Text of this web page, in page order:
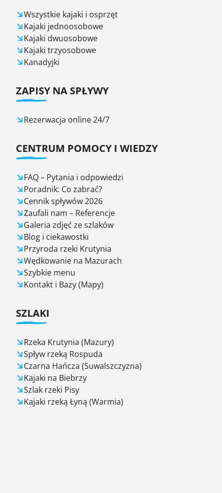
Wszystkie kajaki i osprzęt
Kajaki jednoosobowe
Kajaki dwuosobowe
Kajaki trzyosobowe
Kanadyjki
ZAPISY NA SPŁYWY
Rezerwacja online 24/7
CENTRUM POMOCY I WIEDZY
FAQ – Pytania i odpowiedzi
Poradnik: Co zabrać?
Cennik spływów 2026
Zaufali nam – Referencje
Galeria zdjęć ze szlaków
Blog i ciekawostki
Przyroda rzeki Krutynia
Wędkowanie na Mazurach
Szybkie menu
Kontakt i Bazy (Mapy)
SZLAKI
Rzeka Krutynia (Mazury)
Spływ rzeką Rospuda
Czarna Hańcza (Suwalszczyzna)
Kajaki na Biebrzy
Szlak rzeki Pisy
Kajaki rzeką Łyną (Warmia)